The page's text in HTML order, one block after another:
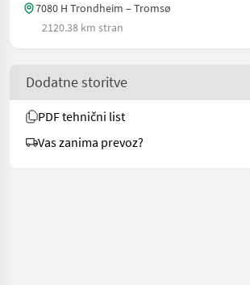
7080 H Trondheim – Tromsø
2120.38 km stran
Dodatne storitve
PDF tehnični list
Vas zanima prevoz?